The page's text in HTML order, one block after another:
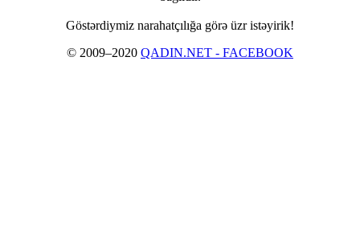
Göstərdiymiz narahatçılığa görə üzr istəyirik!
© 2009–2020 QADIN.NET - FACEBOOK